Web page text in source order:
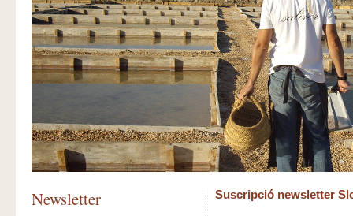
Newsletter Suscripció newsletter